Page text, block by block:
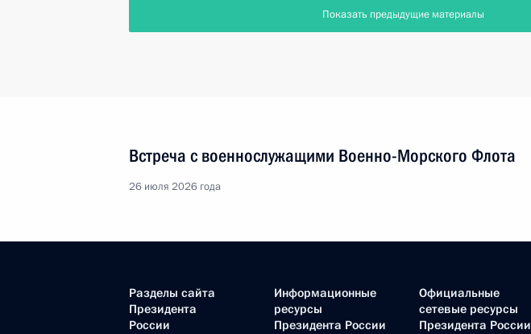
Показать предыдущие материалы
Встреча с военнослужащими Военно-Морского Флота
26 июля 2026 года
Разделы сайта
Президента
России
Информационные
ресурсы
Президента России
Официальные
сетевые ресурсы
Президента России